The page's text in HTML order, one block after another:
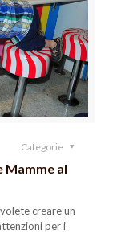
Categorie
Mamme al
creare un
per i